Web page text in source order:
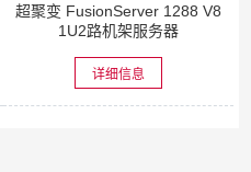
超聚变 FusionServer 1288 V8
1U2路机架服务器
详细信息